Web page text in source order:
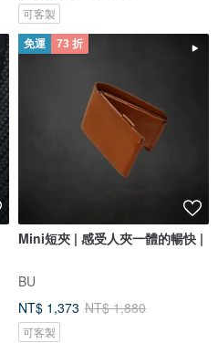
可客製
免運 73 折
Mini短夾 | 感受人夾一體的暢快 |
BU
NT$ 1,373 NT$ 1,880
可客製